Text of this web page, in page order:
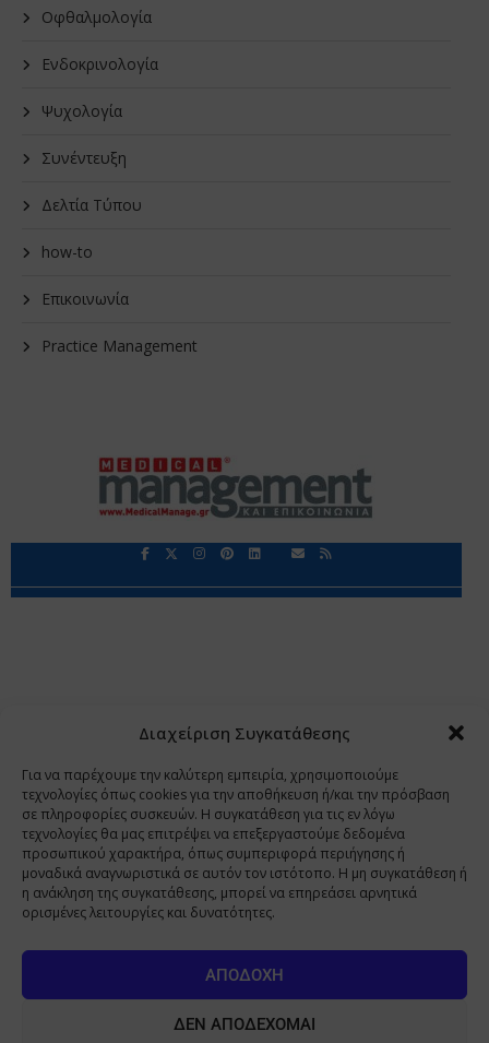
Διαχείριση Συγκατάθεσης
Για να παρέχουμε την καλύτερη εμπειρία, χρησιμοποιούμε
τεχνολογίες όπως cookies για την αποθήκευση ή/και την πρόσβαση
σε πληροφορίες συσκευών. Η συγκατάθεση για τις εν λόγω
τεχνολογίες θα μας επιτρέψει να επεξεργαστούμε δεδομένα
προσωπικού χαρακτήρα, όπως συμπεριφορά περιήγησης ή
μοναδικά αναγνωριστικά σε αυτόν τον ιστότοπο. Η μη συγκατάθεση ή
η ανάκληση της συγκατάθεσης, μπορεί να επηρεάσει αρνητικά
ορισμένες λειτουργίες και δυνατότητες.
ΑΠΟΔΟΧΉ
ΔΕΝ ΑΠΟΔΈΧΟΜΑΙ
Οφθαλμολογία
Ενδοκρινολογία
Ψυχολογία
Συνέντευξη
Δελτία Τύπου
how-to
Επικοινωνία
Practice Management
Copyright 2009 - 2026 © Χαραμή Α.Ε.
www.PharmaManage.gr • www.HealthExpo.gr • www.YO.gr
•
www.GreekShares.com • www.eLearning-
PharmaManage.gr • www.Charami-SA.gr
Με την παραμονή σας σε αυτή δηλώνετε,
προβλέπονται από τις διατάξεις της παραγράφου 6 του άρθρου 22 του